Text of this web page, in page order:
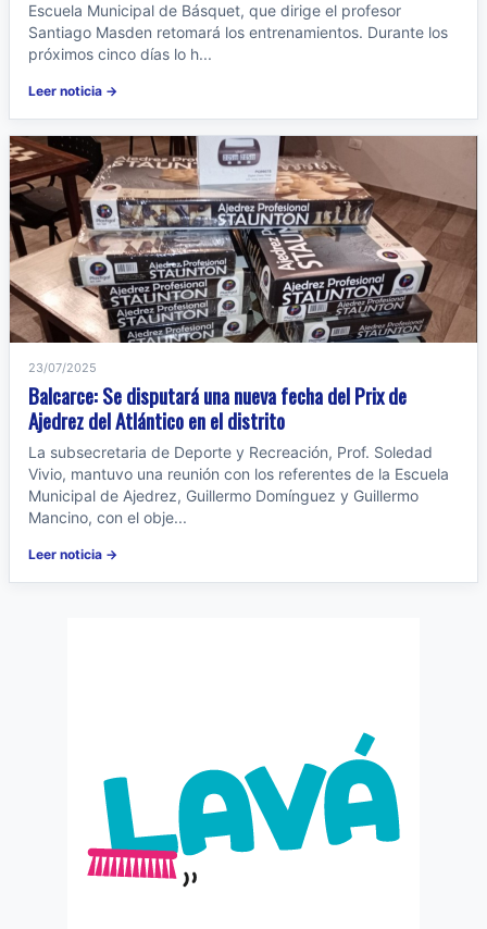
Escuela Municipal de Básquet, que dirige el profesor
Santiago Masden retomará los entrenamientos. Durante los
próximos cinco días lo h...
Leer noticia →
23/07/2025
Balcarce: Se disputará una nueva fecha del Prix de
Ajedrez del Atlántico en el distrito
La subsecretaria de Deporte y Recreación, Prof. Soledad
Vivio, mantuvo una reunión con los referentes de la Escuela
Municipal de Ajedrez, Guillermo Domínguez y Guillermo
Mancino, con el obje...
Leer noticia →